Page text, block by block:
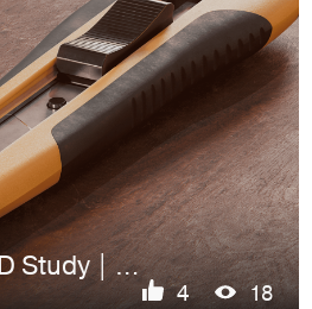
Utility Knife CAD Study | Modeling & CGI Rendering
4 18